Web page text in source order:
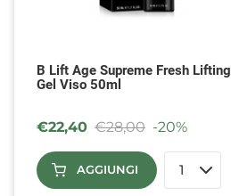
B Lift Age Supreme Fresh Lifting
Gel Viso 50ml
€22,40 €28,00 -20%
AGGIUNGI